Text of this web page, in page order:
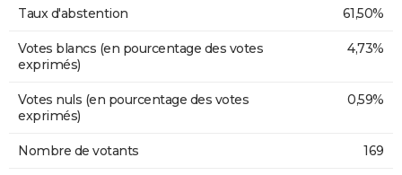
Taux d'abstention 61,50%
Votes blancs (en pourcentage des votes
exprimés)
4,73%
Votes nuls (en pourcentage des votes
exprimés)
0,59%
Nombre de votants 169